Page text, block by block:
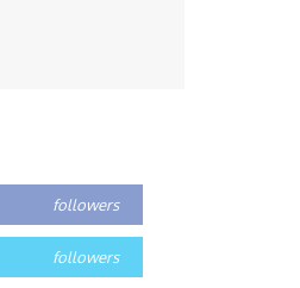
followers
followers